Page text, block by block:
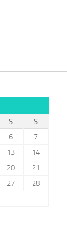
S
S
6
7
13
14
20
21
27
28